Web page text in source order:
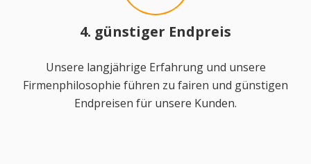
4. günstiger Endpreis
Unsere langjährige Erfahrung und unsere
Firmenphilosophie führen zu fairen und günstigen
Endpreisen für unsere Kunden.